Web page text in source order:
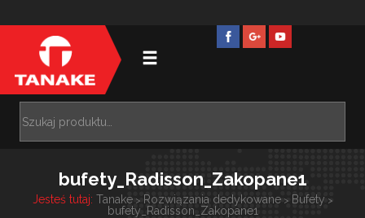
bufety_Radisson_Zakopane1
Jesteś tutaj: Tanake> Rozwiązania dedykowane> Bufety >
bufety_Radisson_Zakopane1